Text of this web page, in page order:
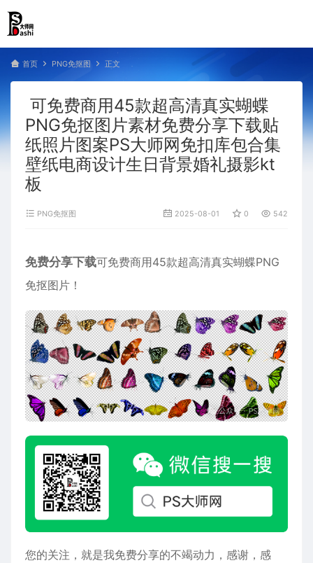
首页 PNG免抠图 正文
可免费商用45款超高清真实蝴蝶
PNG免抠图片素材免费分享下载贴
纸照片图案PS大师网免扣库包合集
壁纸电商设计生日背景婚礼摄影kt
板
PNG免抠图 2025-08-01 0 542
免费分享下载可免费商用45款超高清真实蝴蝶PNG
免抠图片！
您的关注，就是我免费分享的不竭动力，感谢，感